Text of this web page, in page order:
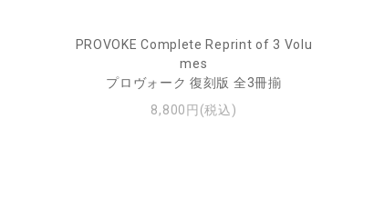
PROVOKE Complete Reprint of 3 Volu
mes
プロヴォーク 復刻版 全3冊揃
8,800円(税込)